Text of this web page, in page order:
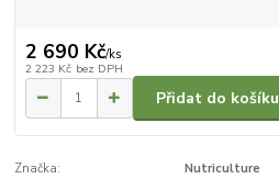
2 690 Kč/ks
2 223 Kč bez DPH
Přidat do košíku
Značka: Nutriculture